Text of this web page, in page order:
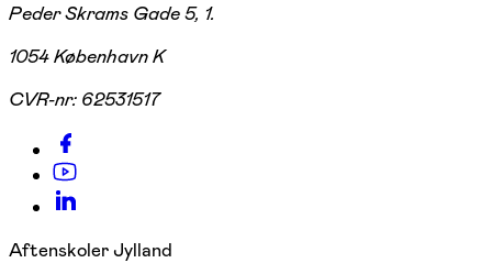
Peder Skrams Gade 5, 1.
1054 København K
CVR-nr: 62531517
Aftenskoler Jylland